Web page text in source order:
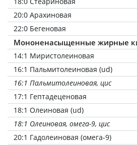
20:0 Арахиновая
22:0 Бегеновая
Мононенасыщенные жирные
14:1 Миристолеиновая
16:1 Пальмитолеиновая (ud)
16:1 Пальмитолеиновая, цис
17:1 Гептадеценовая
18:1 Олеиновая (ud)
18:1 Олеиновая, омега-9, цис
20:1 Гадолеиновая (омега-9)